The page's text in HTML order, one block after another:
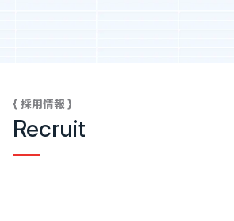
{ 採用情報 }
Recruit